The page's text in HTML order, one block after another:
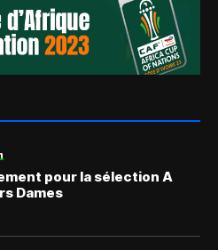
pour la sélection A
Dames